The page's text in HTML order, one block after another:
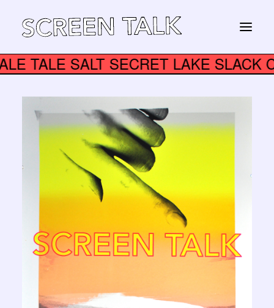
Panier
TALE TALE SALT SECRET LAKE